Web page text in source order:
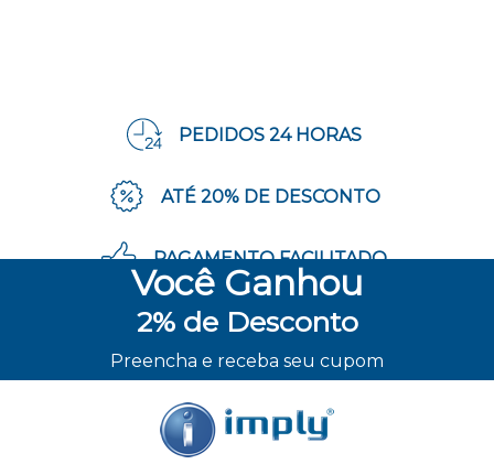
PEDIDOS 24 HORAS
ATÉ 20% DE DESCONTO
PAGAMENTO FACILITADO
ENVIO RÁPIDO
Você Ganhou
2%de Desconto
Preencha e receba seu cupom